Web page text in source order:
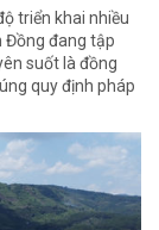
triển khai nhiều
Đồng đang tập
suốt là đồng
quy định pháp